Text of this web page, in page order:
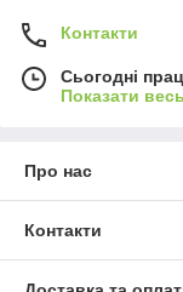
Контакти
Сьогодні
Показати
Про нас
Контакти